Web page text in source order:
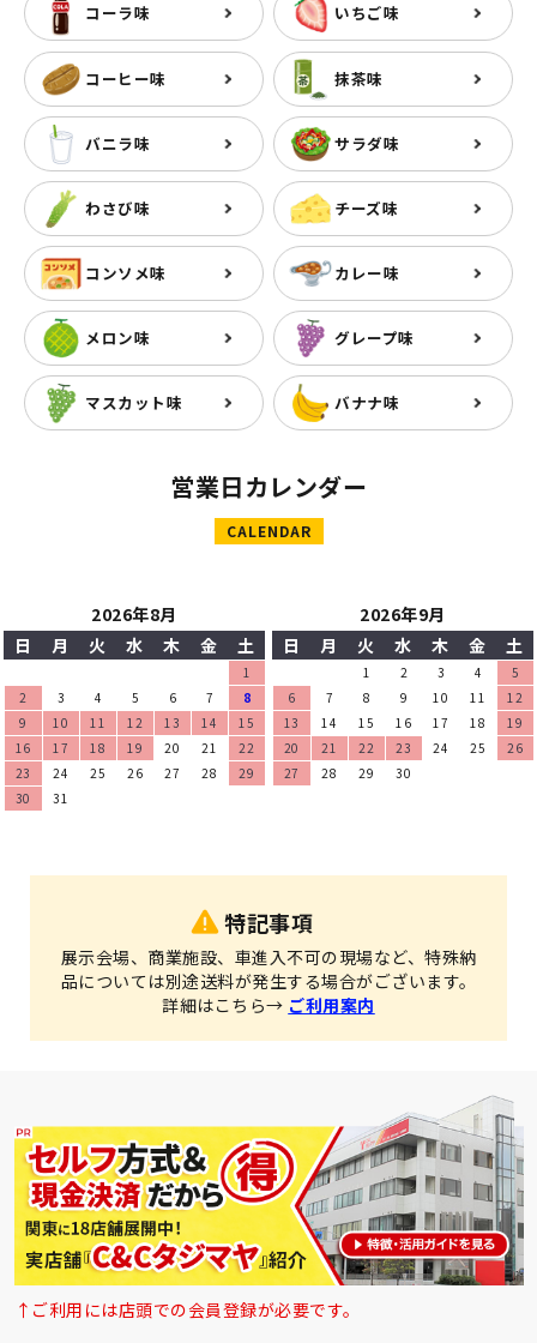
コーラ味 いちご味
コーヒー味 抹茶味
バニラ味 サラダ味
わさび味 チーズ味
コンソメ味 カレー味
メロン味 グレープ味
マスカット味 バナナ味
営業日カレンダー
CALENDAR
2026年8月
日
月 火 水 木 金 土
1
2
3 4 5 6 7
8
9
10 11 12 13 14
15
16
17 18 19 20 21
22
23
24 25 26 27 28
29
30
31
2026年9月
日
月 火 水 木 金 土
1 2 3 4
5
6
7 8 9 10 11
12
13
14 15 16 17 18
19
20
21 22 23 24 25
26
27
28 29 30
特記事項
展示会場、商業施設、車進入不可の現場など、特殊納
品については別途送料が発生する場合がございます。
詳細はこちら→ ご利用案内
↑ご利用には店頭での会員登録が必要です。